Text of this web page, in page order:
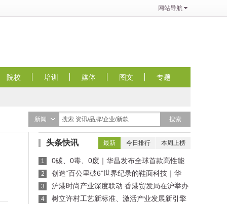
网站导航
院校 培训 媒体 图文 专题
新闻 搜索 资讯/品牌/企业/新款 搜索
最新 今日排行 本周上榜
头条快讯
1
0碳、0毒、0废｜华昌发布全球首款高性能
全水性鞋革“三零生态皮”
2
创造“百公里破6”世界纪录的鞋面科技｜华
昌“蜂鸟翼网纱”定义极致轻量
3
沪港时尚产业深度联动 香港贸发局在沪举办
买手沙龙，推动业界交流
4
树立许村工艺新标准、激活产业发展新引擎